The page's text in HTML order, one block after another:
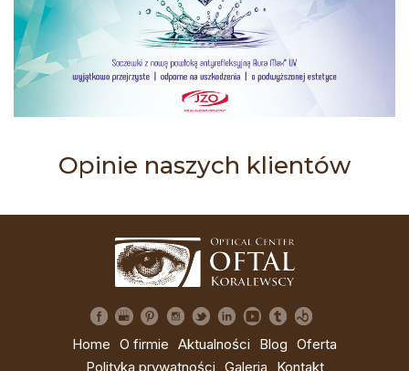
Opinie naszych klientów
Home O firmie Aktualności Blog Oferta
Polityka prywatności Galeria Kontakt